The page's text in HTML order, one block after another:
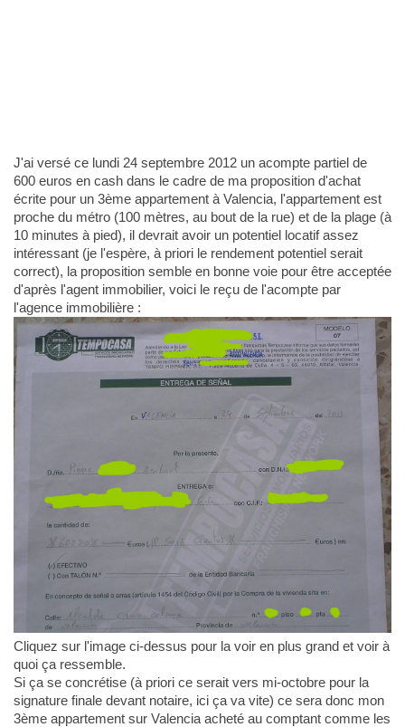
J'ai versé ce lundi 24 septembre 2012 un acompte partiel de
600 euros en cash dans le cadre de ma proposition d'achat
écrite pour un 3ème appartement à Valencia, l'appartement est
proche du métro (100 mètres, au bout de la rue) et de la plage (à
10 minutes à pied), il devrait avoir un potentiel locatif assez
intéressant (je l'espère, à priori le rendement potentiel serait
correct), la proposition semble en bonne voie pour être acceptée
d'après l'agent immobilier, voici le reçu de l'acompte par
l'agence immobilière :
Cliquez sur l'image ci-dessus pour la voir en plus grand et voir à
quoi ça ressemble.
Si ça se concrétise (à priori ce serait vers mi-octobre pour la
signature finale devant notaire, ici ça va vite) ce sera donc mon
3ème appartement sur Valencia acheté au comptant comme les